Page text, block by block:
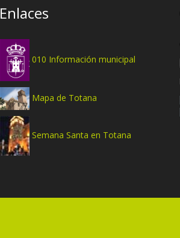
Enlaces
010 Información municipal
Mapa de Totana
Semana Santa en Totana